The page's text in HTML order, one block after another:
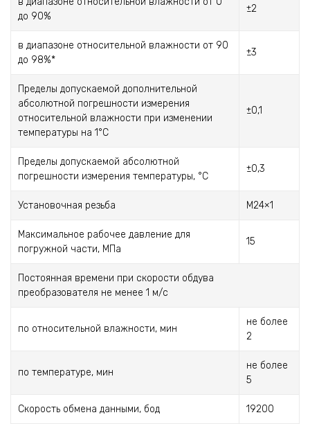
до 90%
±2
в диапазоне относительной влажности от 90
до 98%*
±3
Пределы допускаемой дополнительной
абсолютной погрешности измерения
относительной влажности при изменении
температуры на 1°С
±0,1
Пределы допускаемой абсолютной
погрешности измерения температуры, °С
±0,3
Установочная резьба М24×1
Максимальное рабочее давление для
погружной части, МПа
15
Постоянная времени при скорости обдува
преобразователя не менее 1 м/с
по относительной влажности, мин
не более
2
по температуре, мин
не более
5
Скорость обмена данными, бод 19200